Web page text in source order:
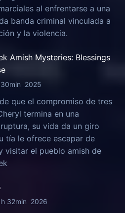
al enfrentarse a una
banda criminal vinculada a
y la violencia.
Amish Mysteries: Blessings
2025
que el compromiso de tres
termina en una
su vida da un giro
tía le ofrece escapar de
visitar el pueblo amish de
32min 2026